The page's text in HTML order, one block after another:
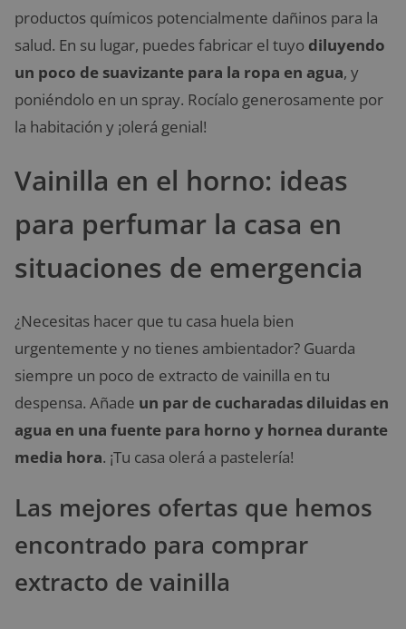
productos químicos potencialmente dañinos para la
salud. En su lugar, puedes fabricar el tuyo diluyendo
un poco de suavizante para la ropa en agua, y
poniéndolo en un spray. Rocíalo generosamente por
la habitación y ¡olerá genial!
Vainilla en el horno: ideas
para perfumar la casa en
situaciones de emergencia
¿Necesitas hacer que tu casa huela bien
urgentemente y no tienes ambientador? Guarda
siempre un poco de extracto de vainilla en tu
despensa. Añade un par de cucharadas diluidas en
agua en una fuente para horno y hornea durante
media hora. ¡Tu casa olerá a pastelería!
Las mejores ofertas que hemos
encontrado para comprar
extracto de vainilla